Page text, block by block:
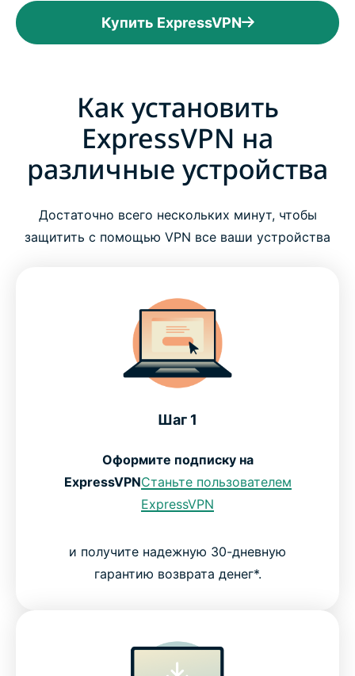
Купить ExpressVPN
Как установить
ExpressVPN на
различные устройства
Достаточно всего нескольких минут, чтобы
защитить с помощью VPN все ваши устройства
Шаг 1
Оформите подписку на
ExpressVPNСтаньте пользователем
ExpressVPN
и получите надежную 30-дневную
гарантию возврата денег*.